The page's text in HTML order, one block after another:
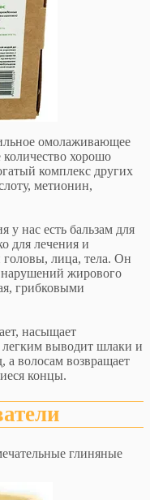
омолаживающее
хорошо
комплекс других
метионин,
у нас есть бальзам для
для лечения и
головы, лица, тела. Он
нарушений жирового
грибковыми
насыщает
выводит шлаки и
а волосам возвращает
концы.
глиняные